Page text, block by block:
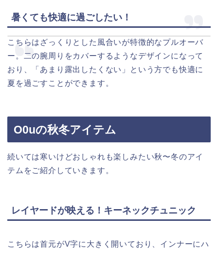
暑くても快適に過ごしたい！
こちらはざっくりとした風合いが特徴的なプルオーバ
ー。二の腕周りをカバーするようなデザインになって
おり、「あまり露出したくない」という方でも快適に
夏を過ごすことができます。
O0uの秋冬アイテム
続いては寒いけどおしゃれも楽しみたい秋〜冬のアイ
テムをご紹介していきます。
レイヤードが映える！キーネックチュニック
こちらは首元がV字に大きく開いており、インナーにハ